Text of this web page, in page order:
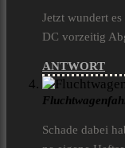
Jetzt wundert
DC vorzeitig
ANTWORT
Schade dabei